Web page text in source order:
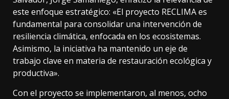
este enfoque estratégico: «El proyecto RECLIMA es
fundamental para consolidar una intervención de
resiliencia climática, enfocada en los ecosistemas.
Asimismo, la iniciativa ha mantenido un eje de
trabajo clave en materia de restauración ecológica y
productiva».
Con el proyecto se implementaron, al menos, ocho